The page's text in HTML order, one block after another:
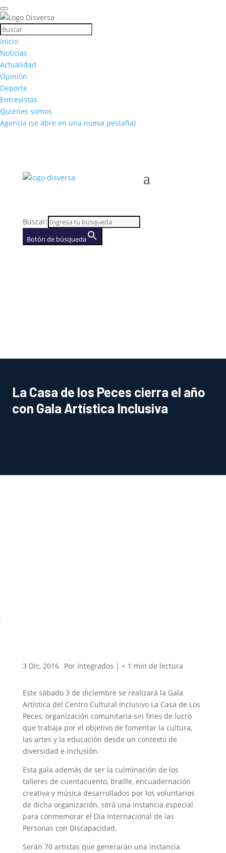
Inicio
Noticias
Actualidad
Opinión
Deporte
Entrevistas
Quiénes somos
Agencia (se abre en una nueva pestaña)
Buscar:
Botón de búsqueda
La Casa de los Peces cierra el año
con Gala Artística Inclusiva
3 Dic, 2016 Por Integrados | < 1 min de lectura
Este sábado 3 de diciembre se realizará la Gala
Artística del Centro Cultural Inclusivo La Casa de Los
Peces, organización comunitaria sin fines de lucro
que trabaja por el objetivo de fomentar la cultura,
las artes y la educación desde un contexto de
diversidad e inclusión.
Esta gala además de ser la culminación de los
talleres de cuentacuento, braille, encuadernación
creativa y música desarrollados por los voluntarios
de dicha organización, será una instancia especial
para conmemorar el Día Internacional de las
Personas con Discapacidad.
Serán 70 artistas que generarán una instancia